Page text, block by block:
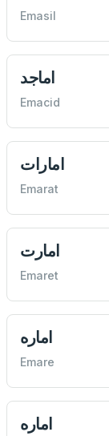
Emasil
اماجد
Emacid
امارات
Emarat
امارت
Emaret
اماره
Emare
اماره